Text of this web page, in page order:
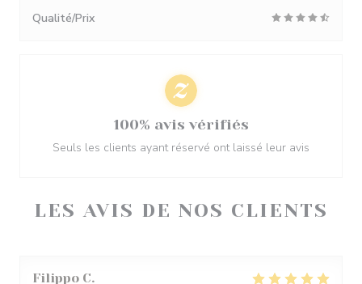
LES AVIS DE NOS CLIENTS
Filippo C
Qualité/Prix
100% avis vérifiés
Seuls les clients ayant réservé ont laissé leur avis